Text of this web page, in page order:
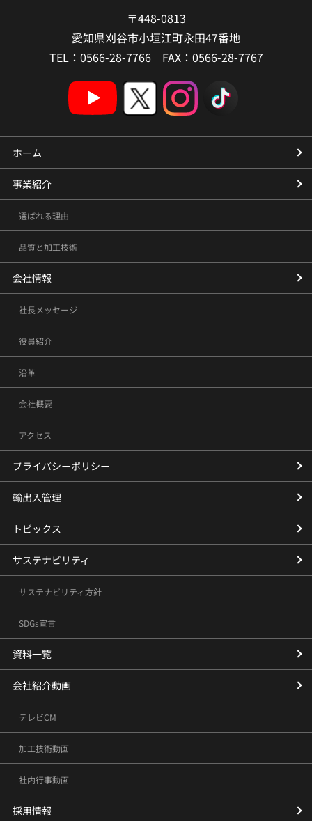
〒448-0813
愛知県刈谷市小垣江町永田47番地
TEL：0566-28-7766 FAX：0566-28-7767
ホーム
事業紹介
選ばれる理由
品質と加工技術
会社情報
社長メッセージ
役員紹介
沿革
会社概要
アクセス
プライバシーポリシー
輸出入管理
トピックス
サステナビリティ
サステナビリティ方針
SDGs宣言
資料一覧
会社紹介動画
テレビCM
加工技術動画
社内行事動画
採用情報